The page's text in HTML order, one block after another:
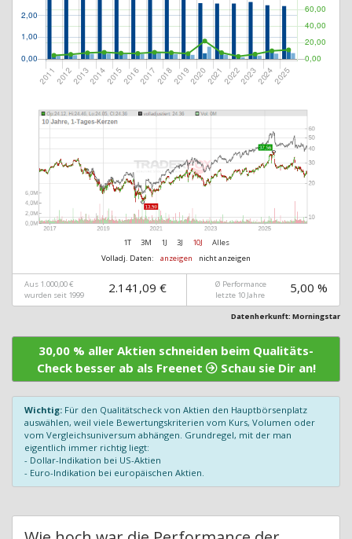
1T 3M 1J 3J 10J
Alles
Volladj. Daten:
anzeigen nicht anzeigen
Aus 1.000,00 €
wurden seit 1999
2.141,09 €
Ø Performance
letzte 10 Jahre
5,00 %
Datenherkunft: Morningstar
30,00 % aller Aktien schneiden beim Qualitäts-
Check besser ab als Freenet
Schau sie Dir an!
Wichtig: Für den Qualitätscheck von Aktien den Hauptbörsenplatz
auswählen, weil viele Bewertungskriterien vom Kurs, Volumen oder
vom Vergleichsuniversum abhängen. Grundregel, mit der man
eigentlich immer richtig liegt:
- Dollar-Indikation bei US-Aktien
- Euro-Indikation bei europäischen Aktien.